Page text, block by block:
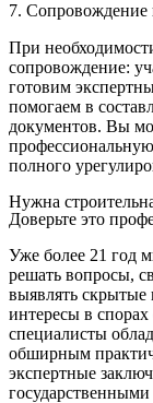
7. Сопровождение
При
сопровождение:
готовим
помогаем в
документов. Вы
полного
Нужна
Доверьте это
Уже более 21 год
решать вопросы,
выявлять скрытые
интересы в
специалисты
обширным
экспертные